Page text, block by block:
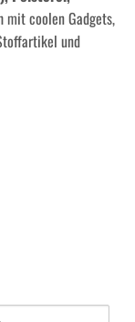
mit coolen Gadgets,
und